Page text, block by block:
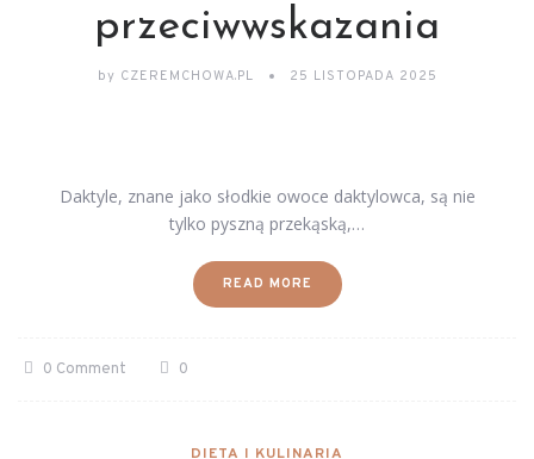
przeciwwskazania
by CZEREMCHOWA.PL 25 LISTOPADA 2025
Daktyle, znane jako słodkie owoce daktylowca, są nie
tylko pyszną przekąską,…
READ MORE
0 Comment 0
DIETA I KULINARIA